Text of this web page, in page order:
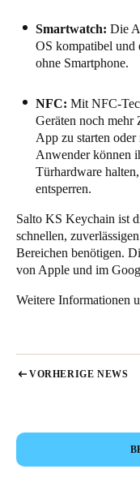
Auswahl als
Smartwatch: Die
OS kompatibel
ohne Smartphone.
NFC: Mit NFC-
Geräten noch mehr
App zu starten
Anwender können
Türhardware
entsperren.
Salto KS Keychain ist
schnellen,
Bereichen benötigen.
von Apple und im
Weitere Informationen
VORHERIGE NEWS